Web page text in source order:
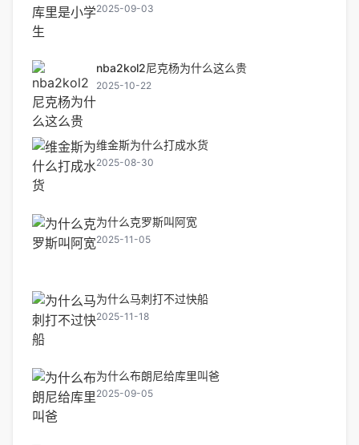
2025-09-03
nba2kol2尼克杨为什么这么贵
2025-10-22
维金斯为什么打成水货
2025-08-30
为什么克罗斯叫阿宽
2025-11-05
为什么马刺打不过快船
2025-11-18
为什么布朗尼给库里叫爸
2025-09-05